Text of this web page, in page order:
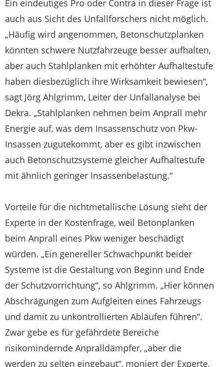
Ein eindeutiges Pro oder Contra in dieser Frage ist
auch aus Sicht des Unfallforschers nicht möglich.
„Häufig wird angenommen, Betonschutzplanken
könnten schwere Nutzfahrzeuge besser aufhalten,
aber auch Stahlplanken mit erhöhter Aufhaltestufe
haben diesbezüglich ihre Wirksamkeit bewiesen“,
sagt Jörg Ahlgrimm, Leiter der Unfallanalyse bei
Dekra. „Stahlplanken nehmen beim Anprall mehr
Energie auf, was dem Insassenschutz von Pkw-
Insassen zugutekommt, aber es gibt inzwischen
auch Betonschutzsysteme gleicher Aufhaltestufe
mit ähnlich geringer Insassenbelastung.“
Vorteile für die nichtmetallische Lösung sieht der
Experte in der Kostenfrage, weil Betonplanken
beim Anprall eines Pkw weniger beschädigt
würden. „Ein genereller Schwachpunkt beider
Systeme ist die Gestaltung von Beginn und Ende
der Schutzvorrichtung“, so Ahlgrimm. „Hier können
Abschrägungen zum Aufgleiten eines Fahrzeugs
und damit zu unkontrollierten Abläufen führen“.
Zwar gebe es für gefährdete Bereiche
risikomindernde Anpralldämpfer, „aber die
werden zu selten eingebaut“, moniert der Experte.